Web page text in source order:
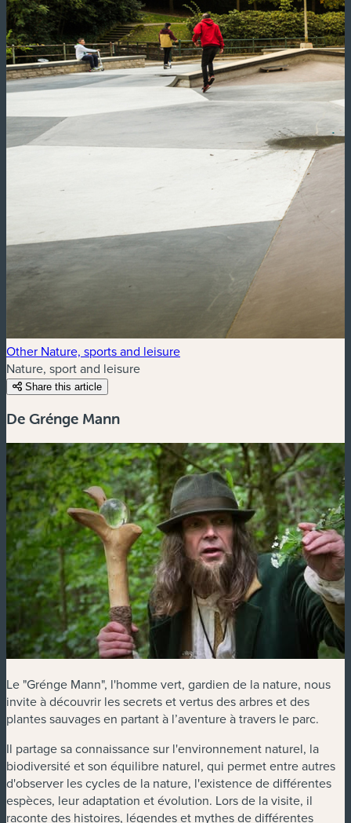
Other Nature, sports and leisure
Nature, sport and leisure
Share this article
De Grénge Mann
Le "Grénge Mann", l'homme vert, gardien de la nature, nous
invite à découvrir les secrets et vertus des arbres et des
plantes sauvages en partant à l’aventure à travers le parc.
Il partage sa connaissance sur l'environnement naturel, la
biodiversité et son équilibre naturel, qui permet entre autres
d'observer les cycles de la nature, l'existence de différentes
espèces, leur adaptation et évolution. Lors de la visite, il
raconte des histoires, légendes et mythes de différentes